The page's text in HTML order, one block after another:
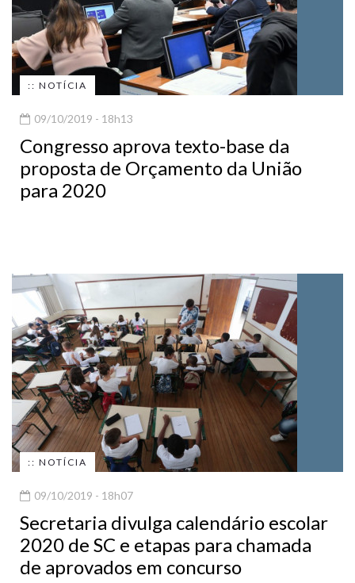
:: NOTÍCIA
09/10/2019 - 18h13
Congresso aprova texto-base da
proposta de Orçamento da União
para 2020
:: NOTÍCIA
09/10/2019 - 18h07
Secretaria divulga calendário escolar
2020 de SC e etapas para chamada
de aprovados em concurso